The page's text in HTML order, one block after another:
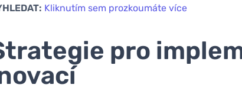
Kliknutím sem prozkoumáte více
pro